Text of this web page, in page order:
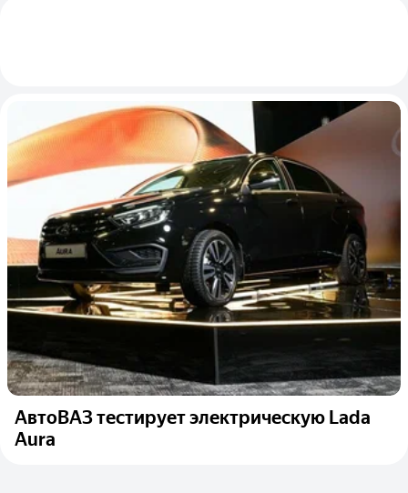
АвтоВАЗ тестирует электрическую Lada
Aura